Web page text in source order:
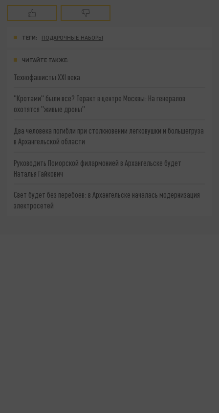
ТЕГИ: ПОДАРОЧНЫЕ НАБОРЫ
ЧИТАЙТЕ ТАКЖЕ:
Технофашисты XXI века
"Кротами" были все? Теракт в центре Москвы: На генералов
охотятся "живые дроны"
Два человека погибли при столкновении легковушки и большегруза
в Архангельской области
Руководить Поморской филармонией в Архангельске будет
Наталья Гайкович
Свет будет без перебоев: в Архангельске началась модернизация
электросетей